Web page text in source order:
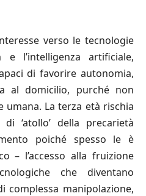
verso le tecnologie
l’intelligenza artificiale,
di favorire autonomia,
al domicilio, purché non
umana. La terza età rischia
‘atollo’ della precarietà
poiché spesso le è
– l’accesso alla fruizione
che diventano
complessa manipolazione,